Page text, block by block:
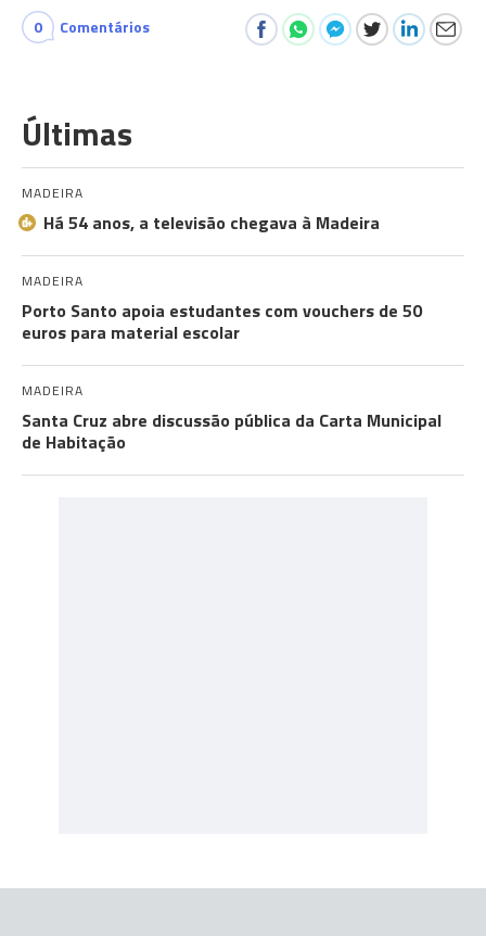
0 Comentários
Últimas
MADEIRA
Há 54 anos, a televisão chegava à Madeira
MADEIRA
Porto Santo apoia estudantes com vouchers de 50
euros para material escolar
MADEIRA
Santa Cruz abre discussão pública da Carta Municipal
de Habitação